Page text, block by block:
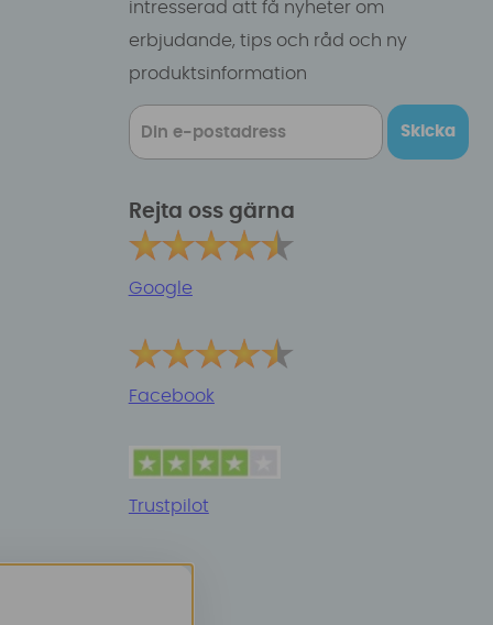
intresserad att få nyheter om
erbjudande, tips och råd och ny
produktsinformation
Skicka
Rejta oss gärna
Google
Facebook
Trustpilot